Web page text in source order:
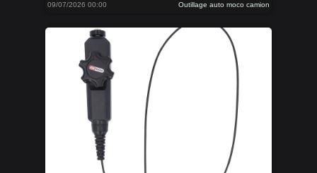
09/07/2026 00:00 Outillage auto moco camion